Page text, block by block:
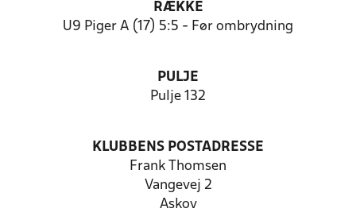
RÆKKE
U9 Piger A (17) 5:5 - Før ombrydning
PULJE
Pulje 132
KLUBBENS POSTADRESSE
Frank Thomsen
Vangevej 2
Askov